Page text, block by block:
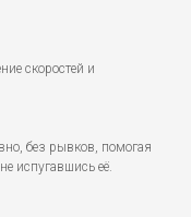
скоростей и
без рывков, помогая
испугавшись её.